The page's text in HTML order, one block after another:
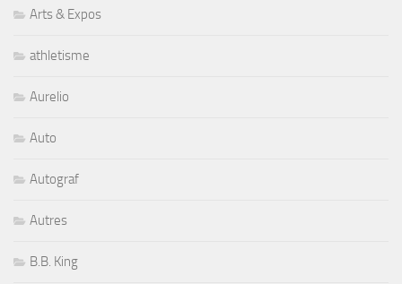
Arts & Expos
athletisme
Aurelio
Auto
Autograf
Autres
B.B. King